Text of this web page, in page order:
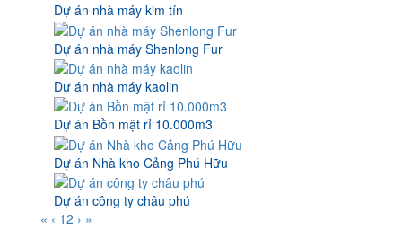
Dự án nhà máy kim tín
Dự án nhà máy Shenlong Fur
Dự án nhà máy kaolin
Dự án Bồn mật rỉ 10.000m3
Dự án Nhà kho Cảng Phú Hữu
Dự án công ty châu phú
« ‹ 12 › »